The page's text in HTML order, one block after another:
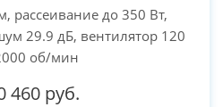
рассеивание до 350 Вт,
29.9 дБ, вентилятор 120
об/мин
460 руб.